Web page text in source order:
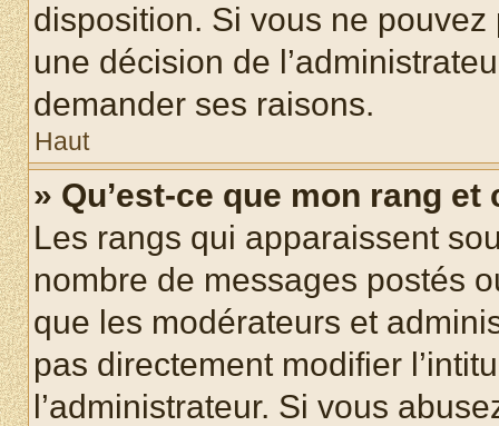
disposition. Si vous ne pouvez
une décision de
demander ses raisons.
Haut
» Qu’est-ce que mon rang
Les rangs qui apparaissent
nombre de messages postés
que les modérateurs et
pas directement modifier
l’administrateur. Si vous